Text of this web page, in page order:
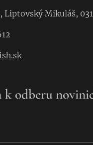
Liptovský Mikuláš,
sk
k odberu